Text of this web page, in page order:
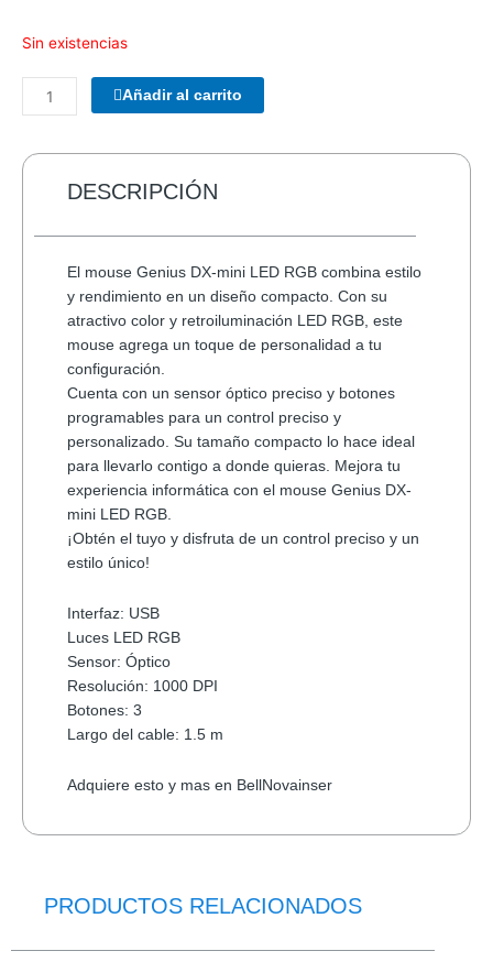
Sin existencias
COMBO
TECLADO/MOUSE
178990
INALAMBRICO
Añadir al carrito
DESCRIPCIÓN
El mouse Genius DX-mini LED RGB combina estilo
y rendimiento en un diseño compacto. Con su
atractivo color y retroiluminación LED RGB, este
mouse agrega un toque de personalidad a tu
configuración.
Cuenta con un sensor óptico preciso y botones
programables para un control preciso y
personalizado. Su tamaño compacto lo hace ideal
para llevarlo contigo a donde quieras. Mejora tu
experiencia informática con el mouse Genius DX-
mini LED RGB.
¡Obtén el tuyo y disfruta de un control preciso y un
estilo único!
Interfaz: USB
Luces LED RGB
Sensor: Óptico
Resolución: 1000 DPI
Botones: 3
Largo del cable: 1.5 m
Adquiere esto y mas en BellNovainser
PRODUCTOS RELACIONADOS